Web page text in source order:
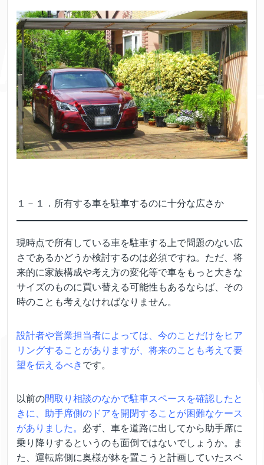
１－１．所有する車を駐車するのに十分な広さか
現時点で所有している車を駐車する上で問題のない広
さであるかどうか検討するのは必須ですね。ただ、将
来的に家族構成や考え方の変化等で車をもっと大きな
サイズのものに買い替える可能性もあるならば、その
時のことも考えなければなりません。
設計者や営業担当者によっては、今のことだけをヒア
リングすることがありますが、将来のことも考えて要
望を伝えるべき です。
以前の間取り相談のなかで駐車スペースを確認したと
きに、助手席側のドアを開閉することが困難なケース
がありました。 必ず、車を道路に出してから助手席に
乗り降りするというのも面倒ではないでしょうか。ま
た、運転席側に奥様が鉢を置こうと計画していたスペ